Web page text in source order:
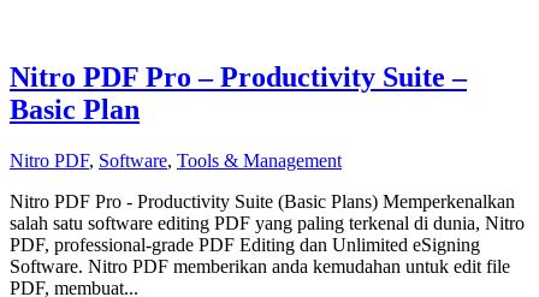
Nitro PDF Pro – Productivity Suite –
Basic Plan
Nitro PDF, Software, Tools & Management
Nitro PDF Pro - Productivity Suite (Basic Plans) Memperkenalkan
salah satu software editing PDF yang paling terkenal di dunia, Nitro
PDF, professional-grade PDF Editing dan Unlimited eSigning
Software. Nitro PDF memberikan anda kemudahan untuk edit file
PDF, membuat...